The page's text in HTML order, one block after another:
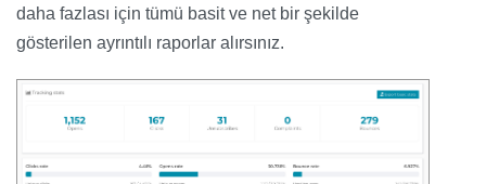
daha fazlası için tümü basit ve net bir şekilde
gösterilen ayrıntılı raporlar alırsınız.